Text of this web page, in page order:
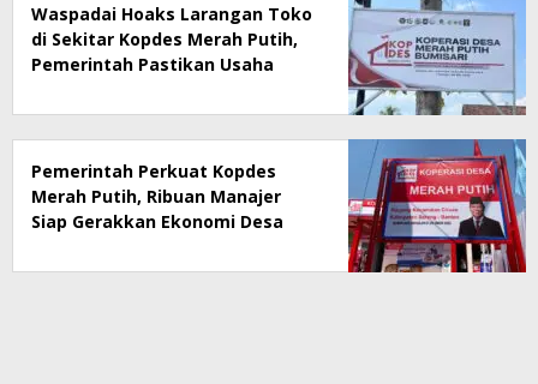
Waspadai Hoaks Larangan Toko
di Sekitar Kopdes Merah Putih,
Pemerintah Pastikan Usaha
Pemerintah Perkuat Kopdes
Merah Putih, Ribuan Manajer
Siap Gerakkan Ekonomi Desa